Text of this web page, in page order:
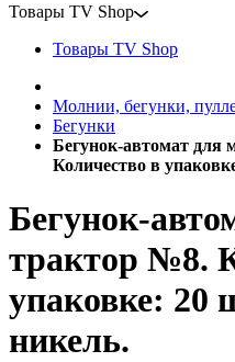
Товары TV Shop
Товары TV Shop
Молнии, бегунки,
Бегунки
Бегунок-автомат для
Количество в
Бегунок-
трактор №8.
упаковке: 20
никель.